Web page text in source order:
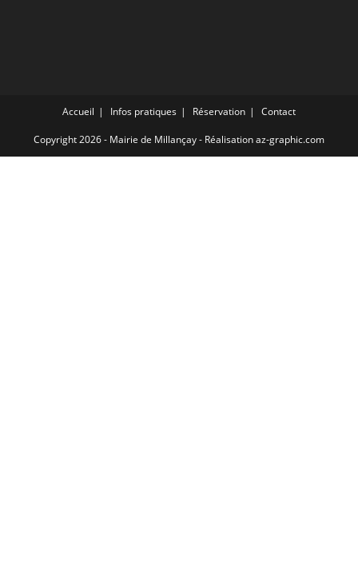
Accueil Infos pratiques Réservation Contact
Copyright 2026 - Mairie de Millançay- Réalisationaz-graphic.com